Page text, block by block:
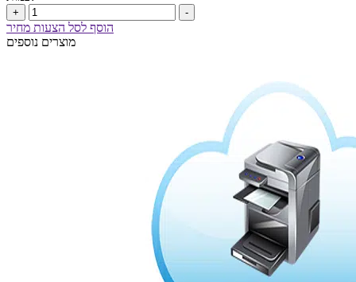
+ -
הוסף לסל הצעות מחיר
מוצרים נוספים